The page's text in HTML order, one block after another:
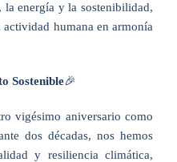
energía y la sostenibilidad,
humana en armonía
Sostenible🎉
vigésimo aniversario como
dos décadas, nos hemos
y resiliencia climática,